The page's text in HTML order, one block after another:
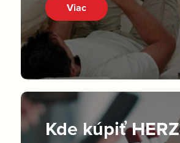
Viac
Kde kúpiť